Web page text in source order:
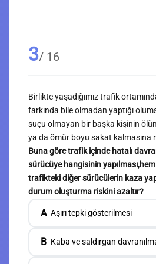
3/ 16
Birlikte yaşadığımız trafik
farkında bile olmadan yaptığı
suçu olmayan bir başka kişinin
ya da ömür boyu sakat kalmasına
Buna göre trafik içinde hatalı
sürücüye hangisinin
trafikteki diğer sürücülerin kaza
durum oluşturma riskini azaltır?
A Aşırı tepki gösterilmesi
B Kaba ve saldırgan